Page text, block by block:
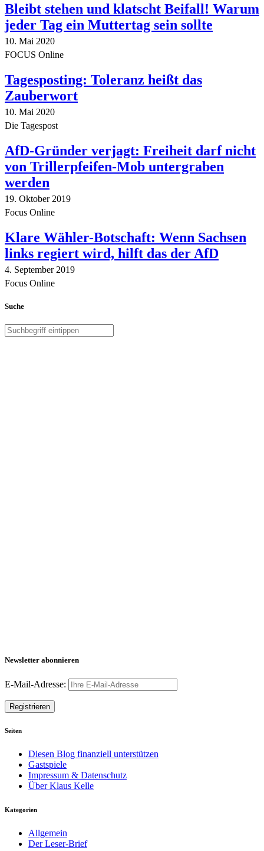
Bleibt stehen und klatscht Beifall! Warum
jeder Tag ein Muttertag sein sollte
10. Mai 2020
FOCUS Online
Tagesposting: Toleranz heißt das
Zauberwort
10. Mai 2020
Die Tagespost
AfD-Gründer verjagt: Freiheit darf nicht
von Trillerpfeifen-Mob untergraben
werden
19. Oktober 2019
Focus Online
Klare Wähler-Botschaft: Wenn Sachsen
links regiert wird, hilft das der AfD
4. September 2019
Focus Online
Suche
Newsletter abonnieren
E-Mail-Adresse:
Seiten
Diesen Blog finanziell unterstützen
Gastspiele
Impressum & Datenschutz
Über Klaus Kelle
Kategorien
Allgemein
Der Leser-Brief